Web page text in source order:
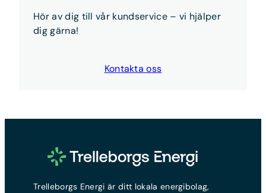
Kort sagt:Anmäl flytten och teckna nytt avtal —
Hör av dig till vår kundservice – vi hjälper
dig gärna!
Kontakta oss
Trelleborgs Energi är ditt lokala energibolag,